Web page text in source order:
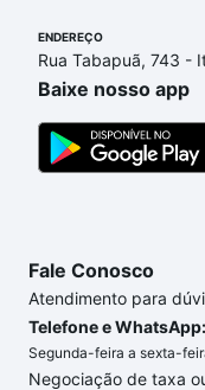
alguma dúvida
de compra, veja
comprar um
comprar o imóvel
conforto. Loft,
ENDEREÇO
Rua Tabapuã, 743 -
Baixe nosso app
Fale Conosco
Atendimento para
Telefone e
Segunda-feira a sexta-
Negociação de taxa